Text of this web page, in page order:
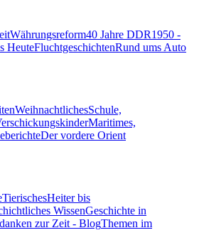
Währungsreform40 Jahre DDR1950 -
HeuteFluchtgeschichtenRund ums Auto
WeihnachtlichesSchule,
Maritimes,
Der vordere Orient
TierischesHeiter bis
WissenGeschichte in
zur Zeit - BlogThemen im